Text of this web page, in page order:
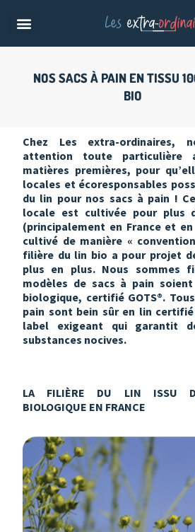
contenu
NOS SACS À PAIN EN TISSU
BIO
Chez Les extra-ordinaires,
attention toute particulière
matières premières, pour
locales et écoresponsables
du lin pour nos sacs à pain !
locale est cultivée pour plus
(principalement en France et
cultivé de manière «
filière du lin bio a pour projet
plus en plus. Nous sommes
modèles de sacs à pain
biologique, certifié GOTS®.
pain sont bein sûr en lin certifié
label exigeant qui garantit
substances nocives.
LA FILIÈRE DU LIN ISSU DE
BIOLOGIQUE EN FRANCE